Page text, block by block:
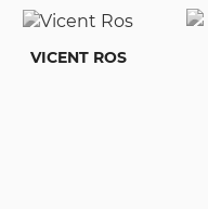
VICENT ROS